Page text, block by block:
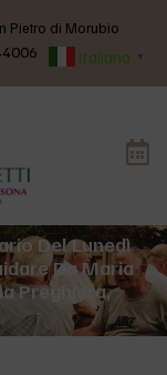
Pietro di Morubio
Italiano ▼
Del Lunedì
Da Maria
Preghiera,